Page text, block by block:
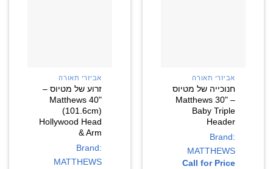
אביזרי תאורה
חנוכייה של מטיוס
– Matthews 30"
Baby Triple
Header
Brand:
MATTHEWS
Call for Price
אביזרי תאורה
זרוע של מטיוס –
Matthews 40"
(101.6cm)
Hollywood Head
& Arm
Brand:
MATTHEWS